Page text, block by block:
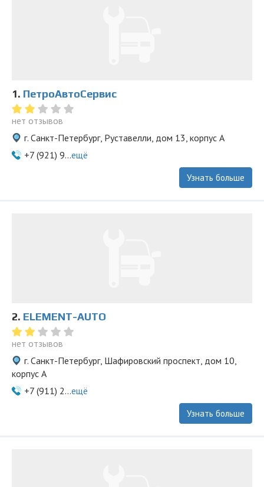
1. ПетроАвтоСервис
нет отзывов
г. Санкт-Петербург, Руставелли, дом 13, корпус А
+7 (921) 9...ещё
Узнать больше
2. ELEMENT-AUTO
нет отзывов
г. Санкт-Петербург, Шафировский проспект, дом 10,
корпус А
+7 (911) 2...ещё
Узнать больше